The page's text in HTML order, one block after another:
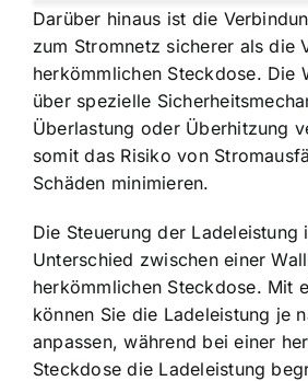
Darüber hinaus ist die
zum Stromnetz sicherer als die
herkömmlichen Steckdose. Die
über spezielle
Überlastung oder Überhitzung
somit das Risiko von
Schäden minimieren.
Die Steuerung der Ladeleistung
Unterschied zwischen einer
herkömmlichen Steckdose. Mit
können Sie die Ladeleistung je
anpassen, während bei einer
Steckdose die Ladeleistung